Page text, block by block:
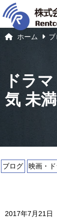
ホーム
ドラ
気 未
ブログ 映画・
2017年7月21日